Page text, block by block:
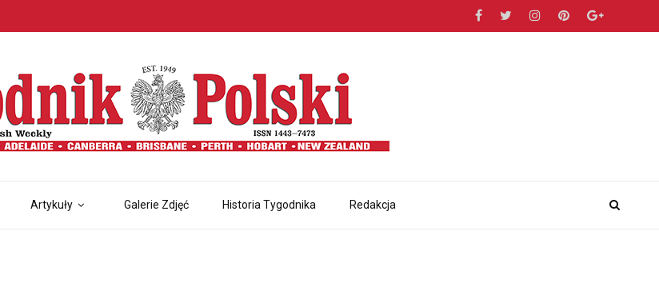
Artykuły Galerie Zdjęć Historia Tygodnika Redakcja